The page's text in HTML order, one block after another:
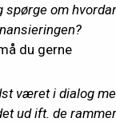
spørge om
du gerne
været i dialog
ud ift. de